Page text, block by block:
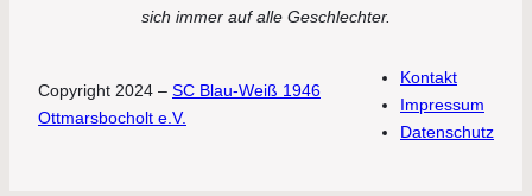
sich immer auf alle Geschlechter.
Copyright 2024 – SC Blau-Weiß 1946
Ottmarsbocholt e.V.
Kontakt
Impressum
Datenschutz